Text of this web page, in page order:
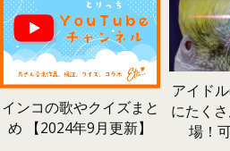
インコの歌やクイズまと
め 【2024年9月更新】
アイド
にたく
場！